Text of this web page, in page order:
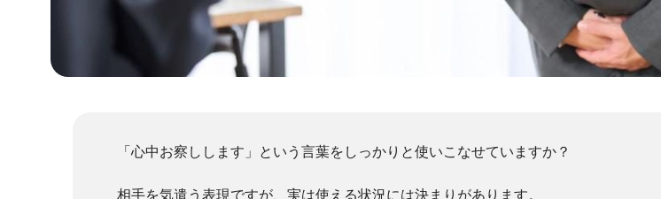
「心中お察しします」という言葉をしっかりと使いこなせていますか？
相手を気遣う表現ですが、実は使える状況には決まりがあります。